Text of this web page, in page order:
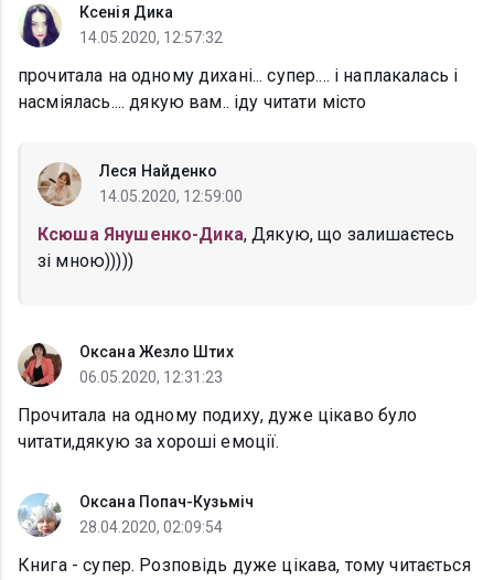
Ксенія Дика
14.05.2020, 12:57:32
прочитала на одному дихані... супер.... і наплакалась і
насміялась.... дякую вам.. іду читати місто
Леся Найденко
14.05.2020, 12:59:00
Ксюша Янушенко-Дика, Дякую, що залишаєтесь
зі мною)))))
Оксана Жезло Штих
06.05.2020, 12:31:23
Прочитала на одному подиху, дуже цікаво було
читати,дякую за хороші емоції.
Оксана Попач-Кузьміч
28.04.2020, 02:09:54
Книга - супер. Розповідь дуже цікава, тому читається